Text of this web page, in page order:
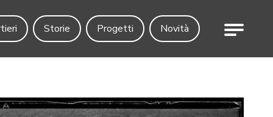
Storie Progetti Novità Menu